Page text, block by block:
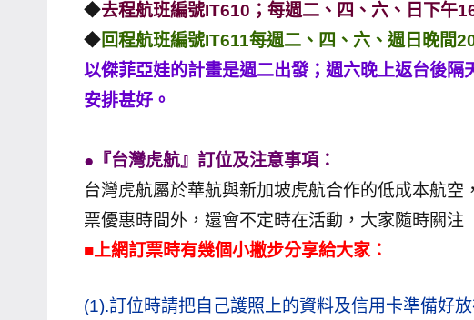
作
者、
發
表
及
活
動
持、
校
◆去程航班編號IT610；每週二、四、六、日下午
◆回程航班編號IT611每週二、四、六、週日晚間
以傑菲亞娃的計畫是週二出發；週六晚上返台後
安排甚好。
●『台灣虎航』訂位及注意事項：
台灣虎航屬於華航與新加坡虎航合作的低成本航
票優惠時間外，還會不定時在活動，大家隨時關注
■上網訂票時有幾個小撇步分享給大家：
(1).訂位時請把自己護照上的資料及信用卡準備好